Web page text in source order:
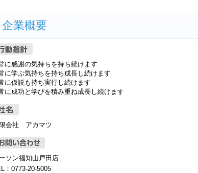
企業概要
に感謝の気持ちを持ち続けます
に学ぶ気持ちを持ち成長し続けます
に仮説も持ち実行し続けます
に成功と学びを積み重ね成長し続けます
会社 アカマツ
ソン福知山戸田店
：0773-20-5005